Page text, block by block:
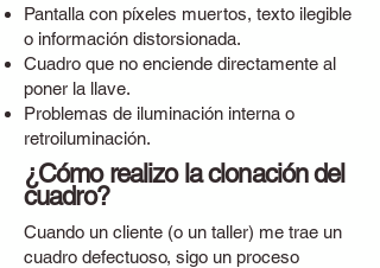
Pantalla con píxeles muertos, texto ilegible
o información distorsionada.
Cuadro que no enciende directamente al
poner la llave.
Problemas de iluminación interna o
retroiluminación.
¿Cómo realizo la clonación del
cuadro?
Cuando un cliente (o un taller) me trae un
cuadro defectuoso, sigo un proceso